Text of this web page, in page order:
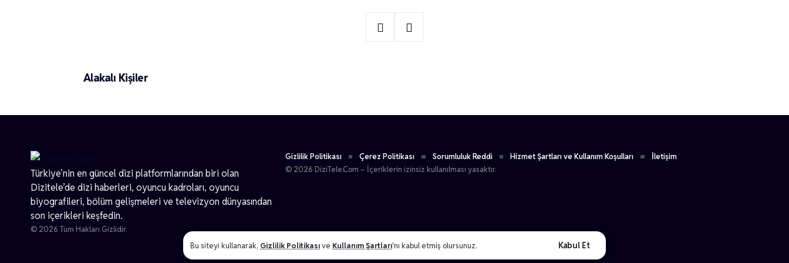
Bu siteyi kullanarak, Gizlilik Politikasıve Kullanım Şartları'nı kabul etmiş olursunuz. Kabul Et
Alakalı Kişiler
Yonca Hiç
Türkiye’nin en güncel dizi platformlarından biri olan
Dizitele’de dizi haberleri, oyuncu kadroları, oyuncu
biyografileri, bölüm gelişmeleri ve televizyon dünyasından
son içerikleri keşfedin.
© 2026 Tüm Hakları Gizlidir.
Gizlilik Politikası Çerez Politikası Sorumluluk Reddi Hizmet Şartları ve Kullanım Koşulları
İletişim
© 2026 DiziTele.Com – İçeriklerin izinsiz kullanılması yasaktır.